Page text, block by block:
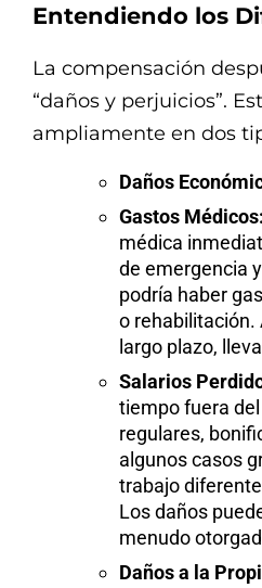
Entendiendo los
La compensación
“daños y perjuicios”.
ampliamente en dos
Daños
Gastos Médicos:
médica
de emergencia
podría haber
o rehabilitación.
largo plazo,
Salarios
tiempo fuera
regulares,
algunos casos
trabajo
Los daños
menudo
Daños a la